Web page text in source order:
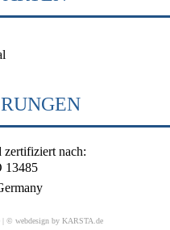
zertifiziert nach:
| © webdesign by KARSTA.de